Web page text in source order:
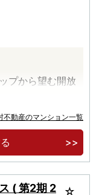
プから望む開放
邸宅地に誕生す
ジデンス。
不動産のマンション一覧
( 第2期 2